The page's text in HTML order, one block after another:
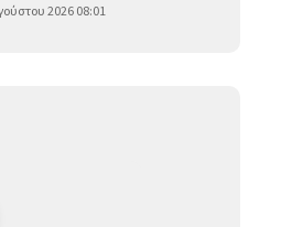
2026 08:01